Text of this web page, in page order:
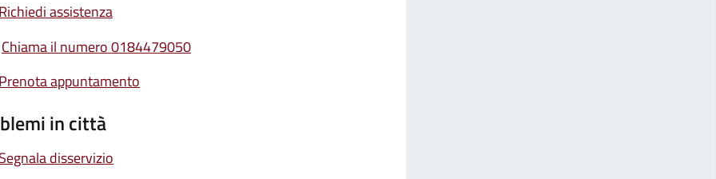
Richiedi assistenza
Chiama il numero 0184479050
Prenota appuntamento
in città
Segnala disservizio